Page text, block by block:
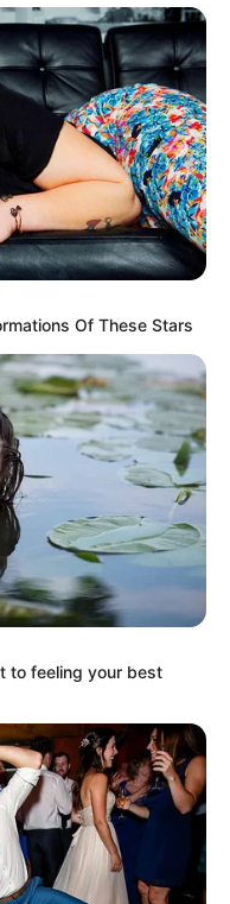
Of These Stars
to feeling your best